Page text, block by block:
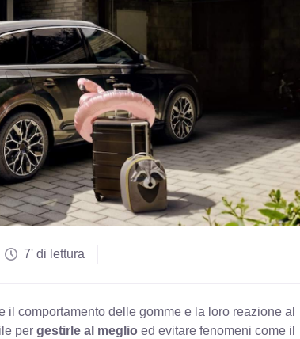
7' di lettura
il comportamento delle gomme e la loro reazione al
pergestirle al meglio ed evitare fenomeni come il